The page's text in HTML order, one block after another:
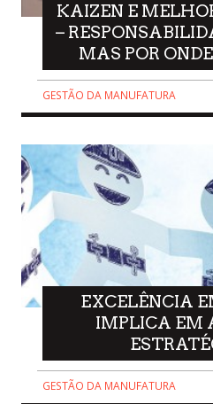
KAIZEN E
–
MAS POR
GESTÃO DA MANUFATURA
EXCELÊNCIA
IMPLICA EM
GESTÃO DA MANUFATURA